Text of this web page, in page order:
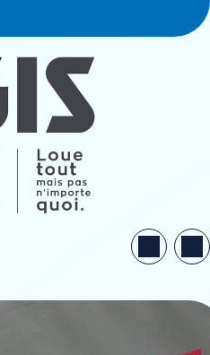
Location